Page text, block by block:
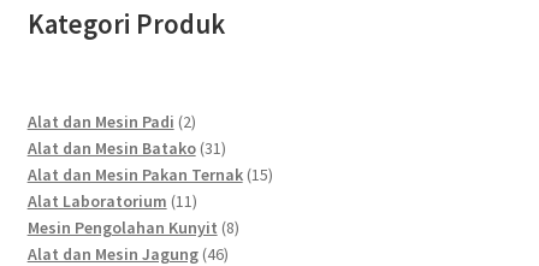
Kategori Produk
Alat dan Mesin Padi 22
products
Alat dan Mesin Batako 3131
products
Alat dan Mesin Pakan Ternak 1515
Alat Laboratorium 1111
products
Mesin Pengolahan Kunyit 88
Alat dan Mesin Jagung 4646